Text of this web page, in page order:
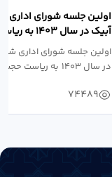
اولین جلسه شورای اداری
آبیک در سال
اله مددخانی...
اولین جلسه شورای اداری
در سال ۱۴۰۳ به ریاست حجت اله...
74489